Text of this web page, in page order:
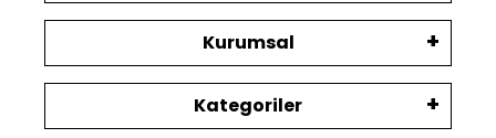
Kurumsal
Kategoriler